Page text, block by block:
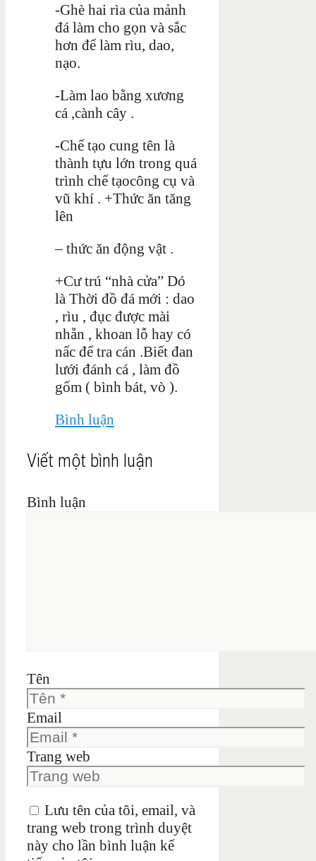
-Ghè hai rìa của mảnh
đá làm cho gọn và sắc
hơn để làm rìu, dao,
nạo.
-Làm lao bằng xương
cá ,cành cây .
-Chế tạo cung tên là
thành tựu lớn trong quá
trình chế tạocông cụ và
vũ khí . +Thức ăn tăng
lên
– thức ăn động vật .
+Cư trú “nhà cửa” Dó
là Thời đồ đá mới : dao
, rìu , đục được mài
nhẵn , khoan lỗ hay có
nấc để tra cán .Biết đan
lưới đánh cá , làm đồ
gốm ( bình bát, vò ).
Bình luận
Viết một bình luận
Bình luận
Tên
Email
Trang web
Lưu tên của tôi, email, và
trang web trong trình duyệt
này cho lần bình luận kế